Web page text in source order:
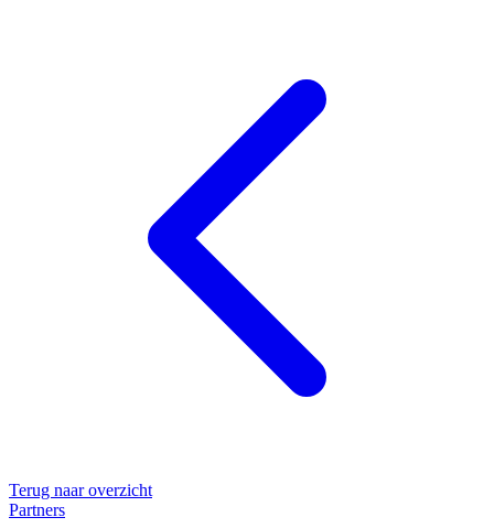
Terug naar overzicht
Partners